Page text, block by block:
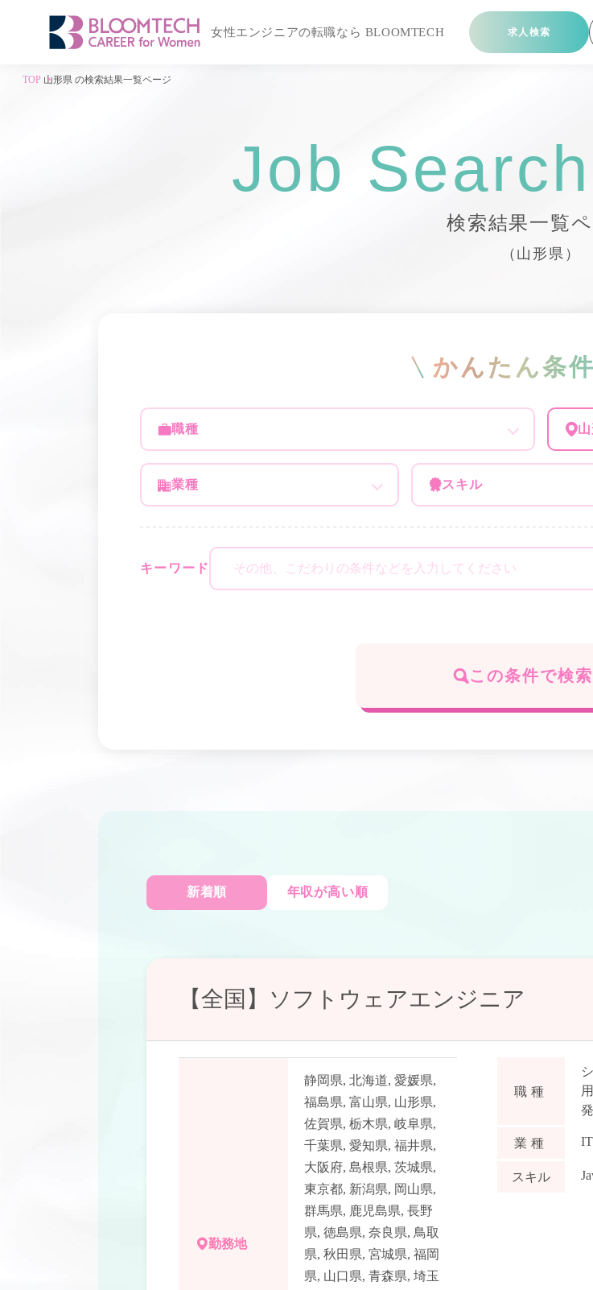
女性エンジニアの転職なら BLOOMTECH 求人検索
TOP 山形県 の検索結果一覧ページ
Job
検索結果一覧
（山形県）
かんたん条
職種
業種 スキル
キーワード
この条件で検
新着順 年収が高い順
【全国】ソフトウェアエンジニア
勤務地
静岡県, 北海道, 愛媛県,
福島県, 富山県, 山形県,
佐賀県, 栃木県, 岐阜県,
千葉県, 愛知県, 福井県,
大阪府, 島根県, 茨城県,
東京都, 新潟県, 岡山県,
群馬県, 鹿児島県, 長野
県, 徳島県, 奈良県, 鳥取
県, 秋田県, 宮城県, 福岡
県, 山口県, 青森県, 埼玉
職種
業種
スキル